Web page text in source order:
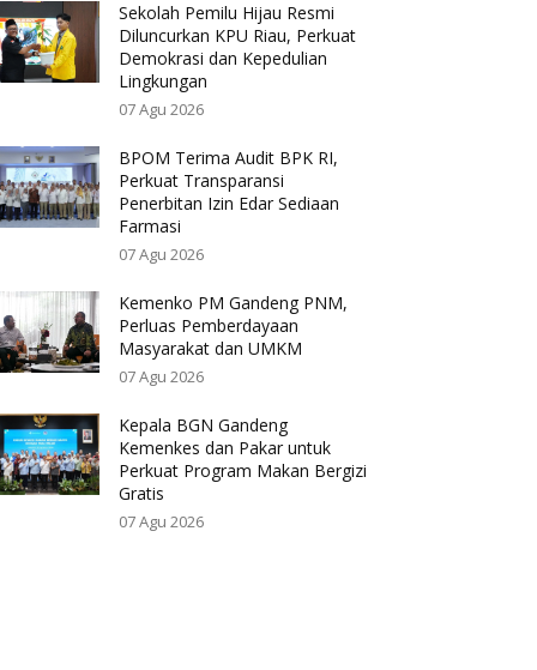
Sekolah Pemilu Hijau Resmi
Diluncurkan KPU Riau, Perkuat
Demokrasi dan Kepedulian
Lingkungan
07 Agu 2026
BPOM Terima Audit BPK RI,
Perkuat Transparansi
Penerbitan Izin Edar Sediaan
Farmasi
07 Agu 2026
Kemenko PM Gandeng PNM,
Perluas Pemberdayaan
Masyarakat dan UMKM
07 Agu 2026
Kepala BGN Gandeng
Kemenkes dan Pakar untuk
Perkuat Program Makan Bergizi
Gratis
07 Agu 2026